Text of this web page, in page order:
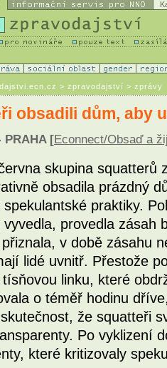
> zpravodajství > zprávy
obsadili dům, aby
PRAHA [Econnect/Obsaď a
skupina squatterů
obsadila prázdný
spekulantské praktiky.
provedla zásah
v době zásahu
lidé uvnitř. Přestože
linku, které
o téměř hodinu
že squatteři
Po vyklizení
které kritizovaly